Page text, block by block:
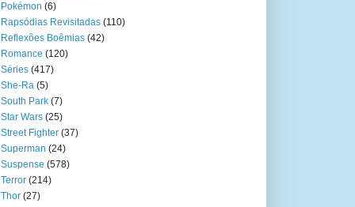
Pokémon (6)
Rapsódias Revisitadas (110)
Reflexões Boêmias (42)
Romance (120)
Séries (417)
She-Ra (5)
South Park (7)
Star Wars (25)
Street Fighter (37)
Superman (24)
Suspense (578)
Terror (214)
Thor (27)